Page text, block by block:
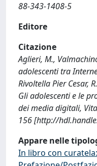
88-343-1408-5
Editore
Citazione
Aglieri, M.,
adolescenti tra
Rivoltella Pier Cesar,
Gli adolescenti e le
dei media digitali,
156 [http://
Appare nelle
In libro con